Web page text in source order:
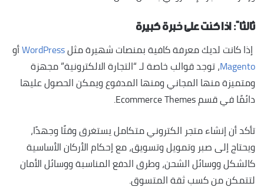
ثالثاً: اذا كنت على خبرة كبيرة
إذا كانت لديك معرفة كافية بمنصات شهيرة مثلWordPressأو
Magento، توجد قوالب خاصة لـ “التجارة الالكترونية” مجهزة
ومتميزة منها المجاني ومنها المدفوع ويمكن الحصول عليها
دائمًا في قسم Ecommerce Themes.
تأكد أن إنشاء متجر الكتروني متكامل يستغرق وقتًا وجهدًا،
ويحتاج إلى صبر وتمويل وتسويق، مع إحكام الأركان الأساسية
كالشكل ووسائل الشحن، وطرق الدفع المناسبة ووسائل الأمان
لتتمكن من كسب ثقة المتسوق.